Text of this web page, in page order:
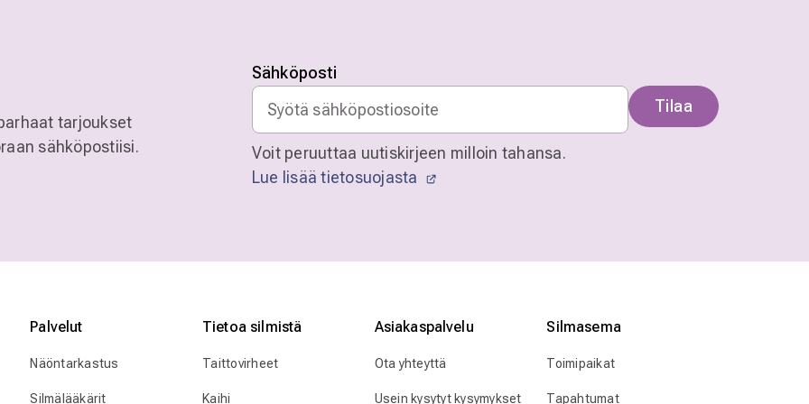
tarjoukset
sähköpostiisi.
Sähköposti
Tilaa
Voit peruuttaa uutiskirjeen milloin tahansa.
Lue lisää tietosuojasta
Palvelut
Näöntarkastus
Silmälääkärit
Tietoa silmistä
Taittovirheet
Kaihi
Asiakaspalvelu
Ota yhteyttä
Usein kysytyt kysymykset
Silmӓasema
Toimipaikat
Tapahtumat